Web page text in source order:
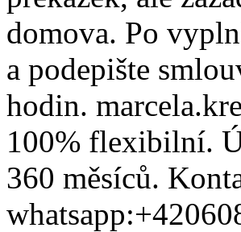
domova. Po
a podepište
hodin.
100% flexibilní.
360 měsíců.